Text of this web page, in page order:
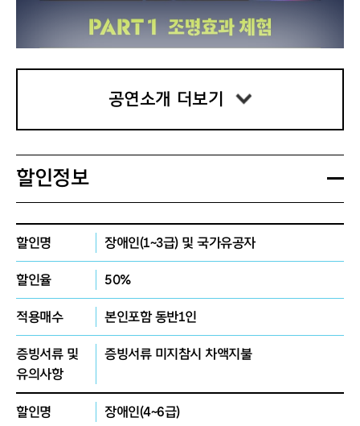
공연소개 더보기
할인정보
할인명 장애인(1~3급) 및 국가유공자
할인율 50%
적용매수 본인포함 동반1인
증빙서류 및
유의사항
증빙서류 미지참시 차액지불
할인명 장애인(4~6급)